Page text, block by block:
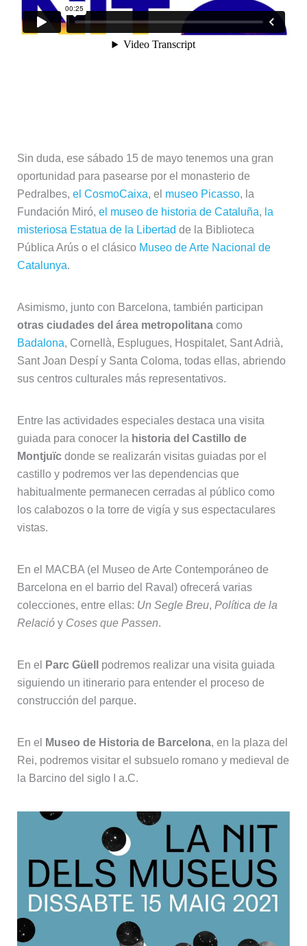
Sin duda, ese sábado 15 de mayo tenemos una gran
oportunidad para pasearse por el monasterio de
Pedralbes, el CosmoCaixa, el museo Picasso, la
Fundación Miró, el museo de historia de Cataluña, la
misteriosa Estatua de la Libertad de la Biblioteca
Pública Arús o el clásico Museo de Arte Nacional de
Catalunya.
Asimismo, junto con Barcelona, también participan
otras ciudades del área metropolitanacomo
Badalona, Cornellà, Esplugues, Hospitalet, Sant Adrià,
Sant Joan Despí y Santa Coloma, todas ellas, abriendo
sus centros culturales más representativos.
Entre las actividades especiales destaca una visita
guiada para conocer la historia del Castillo de
Montjuïcdonde se realizarán visitas guiadas por el
castillo y podremos ver las dependencias que
habitualmente permanecen cerradas al público como
los calabozos o la torre de vigía y sus espectaculares
vistas.
En el MACBA (el Museo de Arte Contemporáneo de
Barcelona en el barrio del Raval) ofrecerá varias
colecciones, entre ellas: Un Segle Breu, Política de la
Relacióy Coses que Passen.
En el Parc Güell
podremos realizar una visita guiada
siguiendo un itinerario para entender el proceso de
construcción del parque.
En el Museo de Historia de Barcelona, en la plaza del
Rei, podremos visitar el subsuelo romano y medieval de
la Barcino del siglo I a.C.